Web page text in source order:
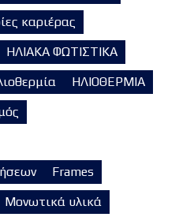
καριέρας
ΗΛΙΑΚΑ ΦΩΤΙΣΤΙΚΑ
ΗΛΙΟΘΕΡΜΙΑ
Frames
Μονωτικά υλικά